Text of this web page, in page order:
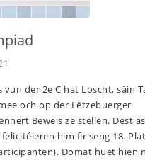
vun der 2e C hat Loscht, säin
och op der Lëtzebuerger
Beweis ze stellen. Dëst
him fir seng 18.
Domat huet hien